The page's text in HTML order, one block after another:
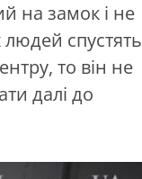
на замок і не
спустять
то він не
далі до